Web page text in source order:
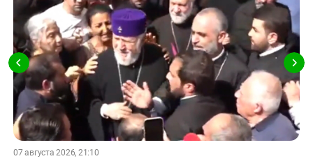
07 августа 2026, 21:10